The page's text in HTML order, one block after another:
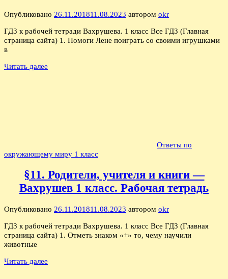
Опубликовано 26.11.201811.08.2023 автором okr
ГДЗ к рабочей тетради Вахрушева. 1 класс Все ГДЗ (Главная
страница сайта) 1. Помоги Лене поиграть со своими игрушками
в
Читать далее
Ответы по
окружающему миру 1 класс
§11. Родители, учителя и книги —
Вахрушев 1 класс. Рабочая тетрадь
Опубликовано 26.11.201811.08.2023 автором okr
ГДЗ к рабочей тетради Вахрушева. 1 класс Все ГДЗ (Главная
страница сайта) 1. Отметь знаком «+» то, чему научили
животные
Читать далее